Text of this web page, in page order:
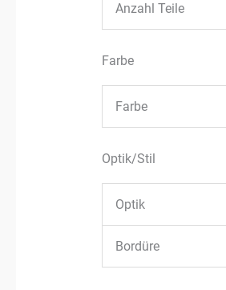
Anzahl Teile
Farbe
Farbe
Optik/Stil
Optik
Bordüre